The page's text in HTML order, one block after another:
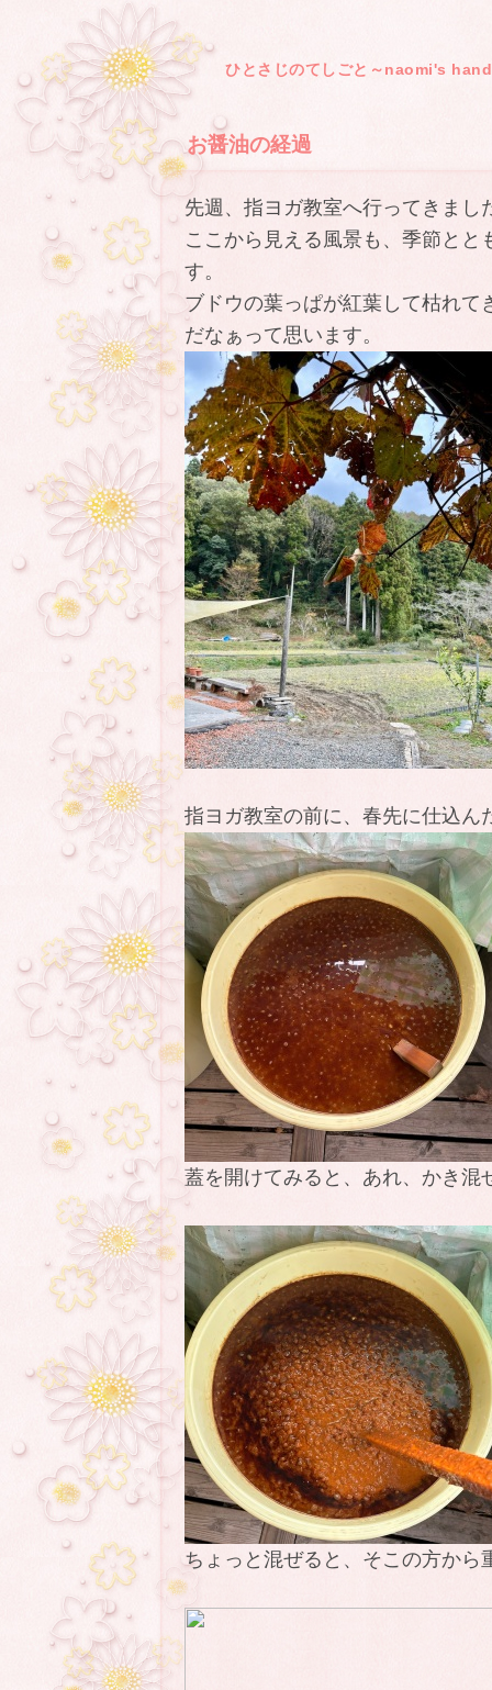
ひとさじのてしごと～naomi's
お醤油の経過
先週、指ヨガ教室へ行ってきまし
ここから見える風景も、季節と
す。
ブドウの葉っぱが紅葉して枯れて
だなぁって思います。
指ヨガ教室の前に、春先に仕込ん
蓋を開けてみると、あれ、かき
ちょっと混ぜると、そこの方から